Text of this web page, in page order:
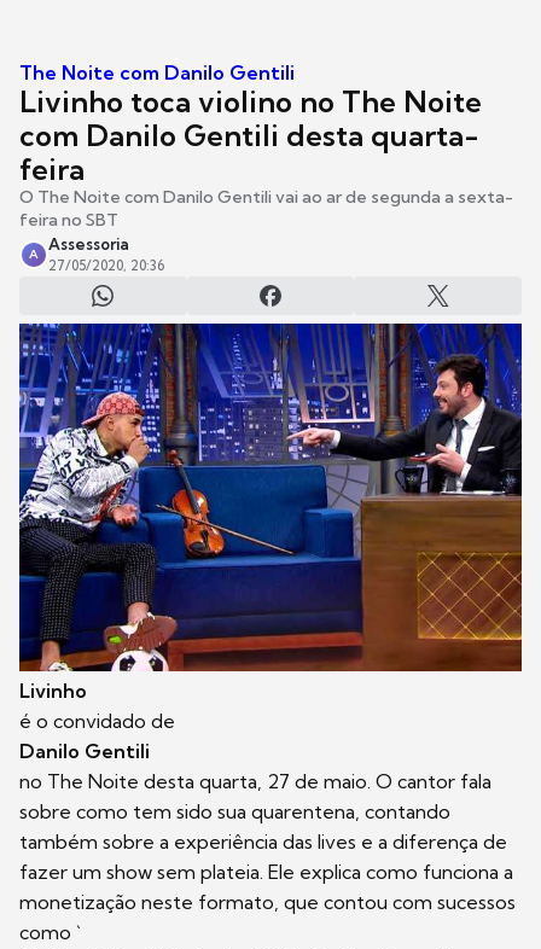
The Noite com Danilo Gentili
Livinho toca violino no The Noite
com Danilo Gentili desta quarta-
feira
O The Noite com Danilo Gentili vai ao ar de segunda a sexta-
feira no SBT
A
Assessoria
27/05/2020, 20:36
Livinho
é o convidado de
Danilo Gentili
no The Noite desta quarta, 27 de maio. O cantor fala
sobre como tem sido sua quarentena, contando
também sobre a experiência das lives e a diferença de
fazer um show sem plateia. Ele explica como funciona a
monetização neste formato, que contou com sucessos
como `